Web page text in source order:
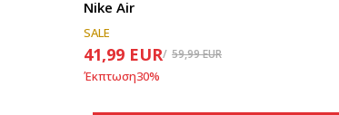
Nike Air
SALE
41,99 EUR 59,99EUR
Έκπτωση30%